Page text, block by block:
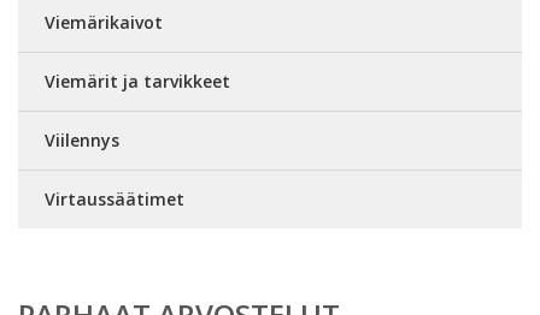
Viemärikaivot
Viemärit ja tarvikkeet
Viilennys
Virtaussäätimet